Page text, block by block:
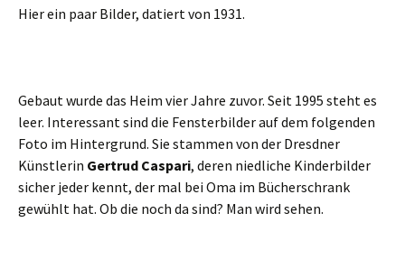
Hier ein paar Bilder, datiert von 1931.
Gebaut wurde das Heim vier Jahre zuvor. Seit 1995 steht es
leer. Interessant sind die Fensterbilder auf dem folgenden
Foto im Hintergrund. Sie stammen von der Dresdner
Künstlerin Gertrud Caspari, deren niedliche Kinderbilder
sicher jeder kennt, der mal bei Oma im Bücherschrank
gewühlt hat. Ob die noch da sind? Man wird sehen.